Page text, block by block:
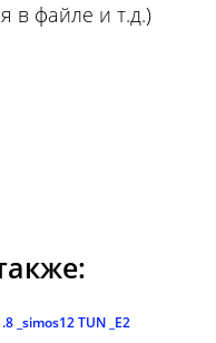
в файле и т.д.)
_simos12 TUN _E2